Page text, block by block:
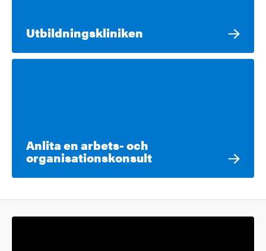
Utbildningskliniken
Anlita en arbets- och
organisationskonsult